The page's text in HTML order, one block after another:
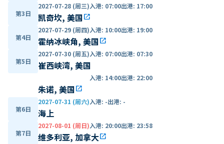
第3日
2027-07-28 (周三)入港: 07:00出港: 17:00
凯奇坎, 美国open_in_new
第4日
2027-07-29 (周四)入港: 10:00出港: 19:00
霍纳冰峡角, 美国open_in_new
第5日
2027-07-30 (周五)入港: 07:00出港: 07:30
崔西峡湾, 美国
入港: 14:00出港: 22:00
朱诺, 美国open_in_new
第6日
2027-07-31 (周六)入港: -出港: -
海上
第7日
2027-08-01 (周日)入港: 20:00出港: 23:58
维多利亚, 加拿大open_in_new